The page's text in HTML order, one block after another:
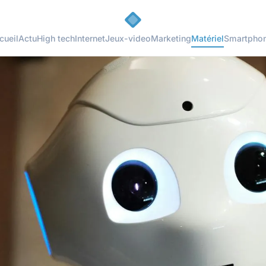
ActuHigh techInternetJeux-videoMarketingMatériel